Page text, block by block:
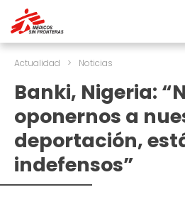
Actualidad > Noticias
Banki, Nigeria:
oponernos a
deportación,
indefensos”